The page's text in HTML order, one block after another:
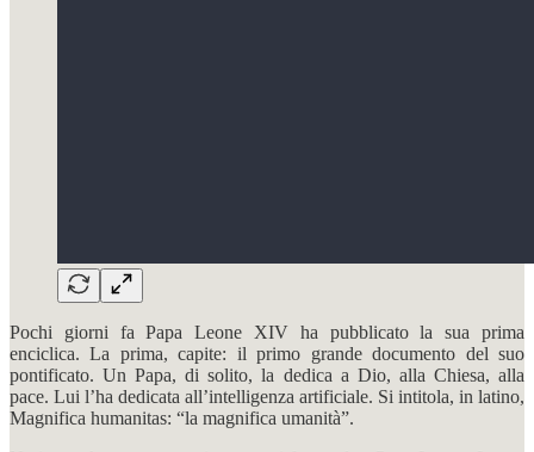
Pochi giorni fa Papa Leone XIV ha pubblicato la sua prima
enciclica. La prima, capite: il primo grande documento del suo
pontificato. Un Papa, di solito, la dedica a Dio, alla Chiesa, alla
pace. Lui l’ha dedicata all’intelligenza artificiale. Si intitola, in latino,
Magnifica humanitas: “la magnifica umanità”.